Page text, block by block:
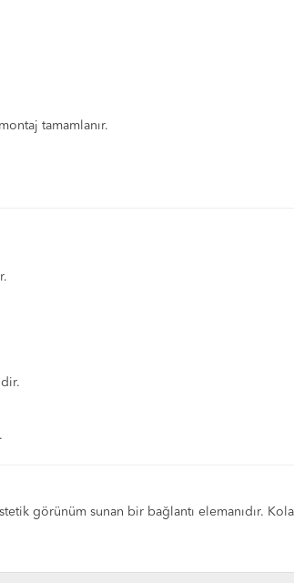
tamamlanır.
görünüm sunan bir bağlantı elemanıdır.